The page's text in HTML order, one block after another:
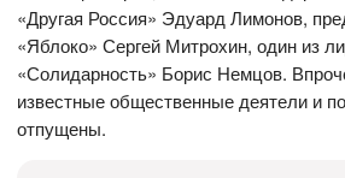
«Другая Россия» Эдуард Лимонов,
«Яблоко» Сергей Митрохин, один из
«Солидарность» Борис Немцов.
известные общественные деятели и
отпущены.